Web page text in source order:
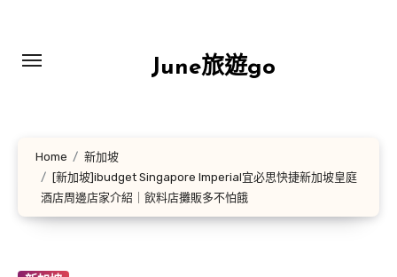
content
June旅遊go
Home
新加坡
[新加坡]ibudget Singapore Imperial宜必思快捷新加坡皇庭
酒店周邊店家介紹｜飲料店攤販多不怕餓